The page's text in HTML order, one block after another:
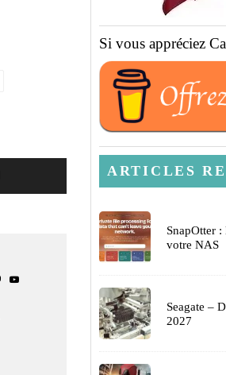
Si vous appréciez
ARTICLES
SnapOtter
votre NAS
Seagate –
2027